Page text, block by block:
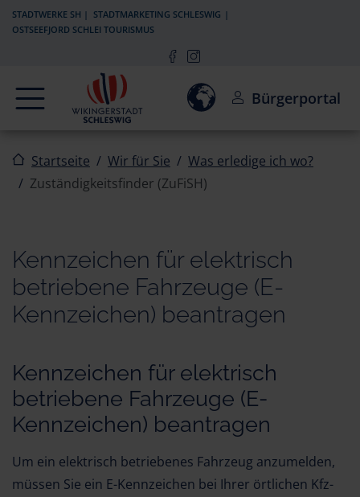
Zur Navigation springen
Zum Inhalt springen
STADTWERKE SH
STADTMARKETING SCHLESWIG
OSTSEEFJORD SCHLEI TOURISMUS
Navigation Einwilligung zur Aktivierung
Bürgerportal
Startseite Wir für Sie
Was erledige ich wo?
Zuständigkeitsfinder (ZuFiSH)
Kennzeichen für elektrisch
betriebene Fahrzeuge (E-
Kennzeichen) beantragen
Kennzeichen für elektrisch
betriebene Fahrzeuge (E-
Kennzeichen) beantragen
Um ein elektrisch betriebenes Fahrzeug anzumelden,
müssen Sie ein E-Kennzeichen bei Ihrer örtlichen Kfz-